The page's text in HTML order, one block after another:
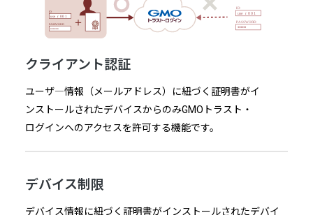
クライアント認証
ユーザ―情報（メールアドレス）に紐づく証明書がイ
ンストールされたデバイスからのみGMOトラスト・
ログインへのアクセスを許可する機能です。
デバイス制限
デバイス情報に紐づく証明書がインストールされたデバイ